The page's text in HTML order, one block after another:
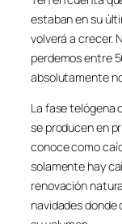
estaban en su
volverá a crecer.
perdemos entre
absolutamente
La fase telógena
se producen en
conoce como
solamente hay
renovación
navidades donde